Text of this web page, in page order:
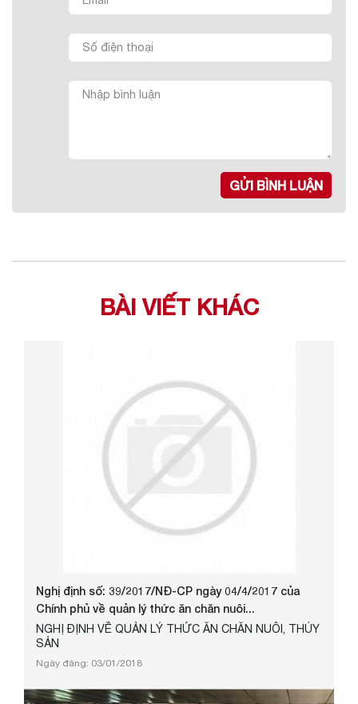
GỬI BÌNH LUẬN
BÀI VIẾT KHÁC
Nghị định số: 39/2017/NĐ-CP ngày 04/4/2017 của
Chính phủ về quản lý thức ăn chăn nuôi...
NGHỊ ĐỊNH VỀ QUẢN LÝ THỨC ĂN CHĂN NUÔI, THỦY
SẢN
Ngày đăng: 03/01/2018